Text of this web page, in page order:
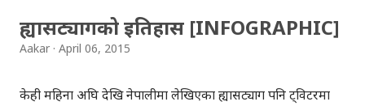
ह्यासट्यागको इतिहास [INFOGRAPHIC]
Aakar April 06, 2015
केही महिना अघि देखि नेपालीमा लेखिएका ह्यासट्याग पनि ट्विटरमा